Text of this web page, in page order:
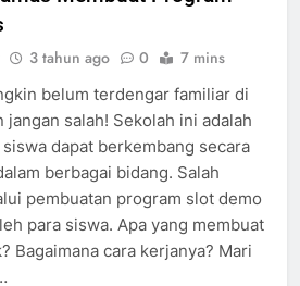
Membuat Program
belum terdengar familiar di
salah! Sekolah ini adalah
dapat berkembang secara
berbagai bidang. Salah
pembuatan program slot demo
para siswa. Apa yang membuat
Bagaimana cara kerjanya? Mari